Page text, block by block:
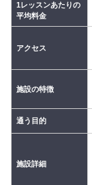
1レッスンあたりの
平均料金
アクセス
施設の特徴
通う目的
施設詳細